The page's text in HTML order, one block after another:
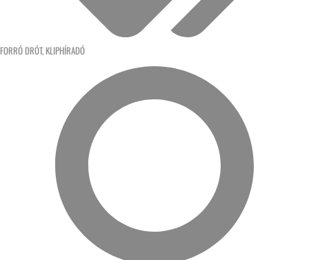
FORRÓ DRÓT, KLIPHÍRADÓ